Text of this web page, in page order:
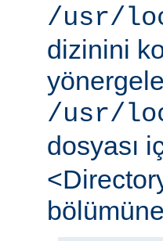
/usr/
dizinini
/usr/
dosyası